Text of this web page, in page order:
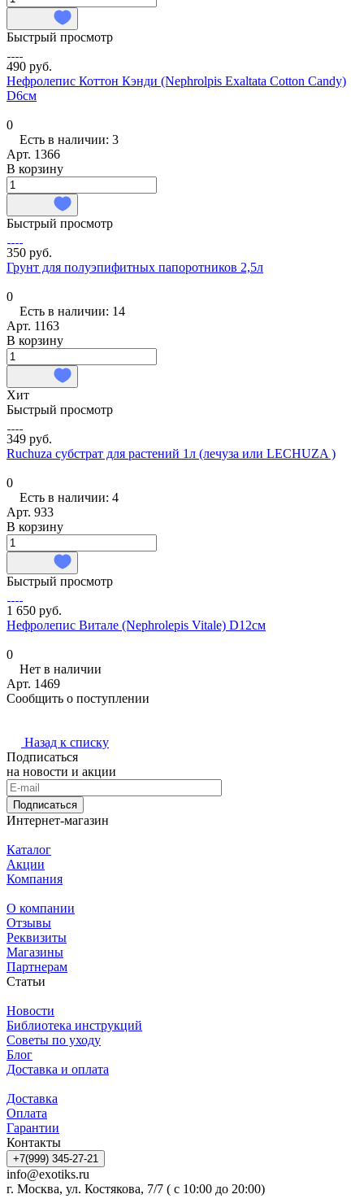
Быстрый просмотр
490 руб.
Нефролепис Коттон Кэнди (Nephrolpis Exaltata Cotton Candy)
D6см
0
Есть в наличии: 3
Арт. 1366
В корзину
Быстрый просмотр
350 руб.
Грунт для полуэпифитных папоротников 2,5л
0
Есть в наличии: 14
Арт. 1163
В корзину
Хит
Быстрый просмотр
349 руб.
Ruchuza субстрат для растений 1л (лечуза или LECHUZA )
0
Есть в наличии: 4
Арт. 933
В корзину
Быстрый просмотр
1 650 руб.
Нефролепис Витале (Nephrolepis Vitale) D12см
0
Нет в наличии
Арт. 1469
Сообщить о поступлении
Назад к списку
Подписаться
на новости и акции
Подписаться
Интернет-магазин
Каталог
Акции
Компания
О компании
Отзывы
Реквизиты
Магазины
Партнерам
Статьи
Новости
Библиотека инструкций
Советы по уходу
Блог
Доставка и оплата
Доставка
Оплата
Гарантии
Контакты
+7(999) 345-27-21
info@exotiks.ru
г. Москва, ул. Костякова, 7/7 ( с 10:00 до 20:00)